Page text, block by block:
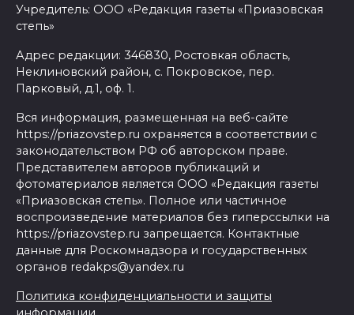
Учредитель: ООО «Редакция газеты «Приазовская
степь»
Адрес редакции: 346830, Ростовкая область,
Неклиновский район, с. Покровское, пер.
Парковый, д.1, оф. 1.
Вся информация, размещенная на веб-сайте
https://priazovstep.ru охраняется в соответствии с
законодательством РФ об авторском праве.
Представителем авторов публикаций и
фотоматериалов является ООО «Редакция газеты
«Приазовская степь». Полное или частичное
воспроизведение материалов без гиперссылки на
https://priazovstep.ru запрещается. Контактные
данные для Роскомнадзора и государственных
органов redakps@yandex.ru
Политика конфиденциальности и защиты